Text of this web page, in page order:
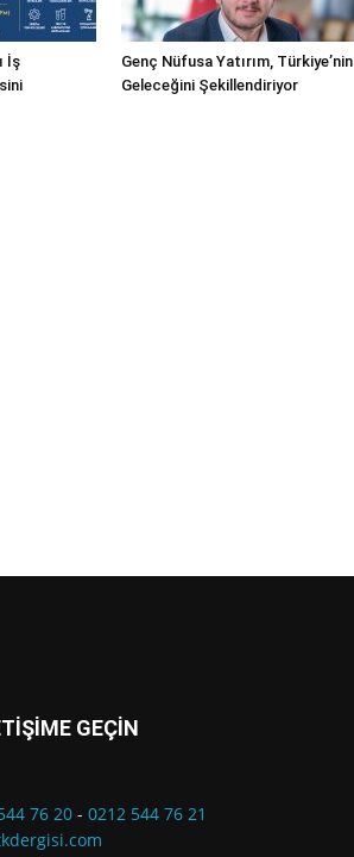
İş
Genç Nüfusa Yatırım, Türkiye’nin
Geleceğini Şekillendiriyor
GEÇİN
76 20 - 0212 544 76 21